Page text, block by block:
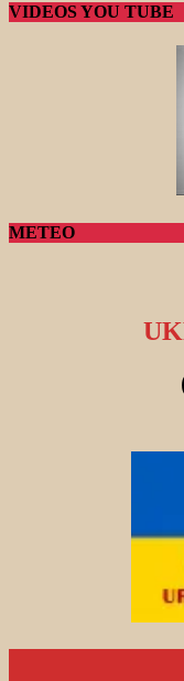
VIDEOS YOU TUBE
METEO